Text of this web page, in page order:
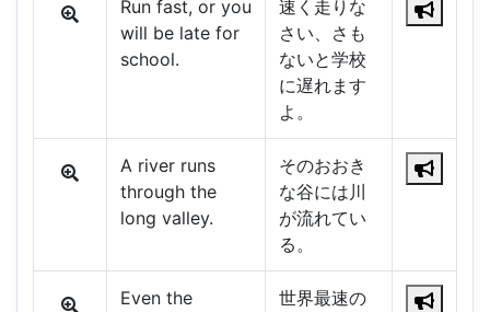
Run fast, or you
will be late for
school.
速く走りな
さい、さも
ないと学校
に遅れます
よ。
A river runs
through the
long valley.
そのおおき
な谷には川
が流れてい
る。
Even the
世界最速の